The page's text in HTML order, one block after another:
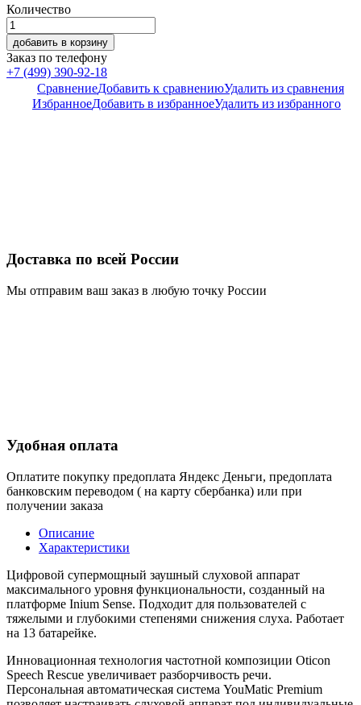
Количество
добавить в корзину
Заказ по телефону
+7 (499) 390-92-18
СравнениеДобавить к сравнениюУдалить из сравнения
ИзбранноеДобавить в избранноеУдалить из избранного
Доставка по всей России
Мы отправим ваш заказ в любую точку России
Удобная оплата
Оплатите покупку предоплата Яндекс Деньги, предоплата
банковским переводом ( на карту сбербанка) или при
получении заказа
Описание
Характеристики
Цифровой супермощный заушный слуховой аппарат
максимального уровня функциональности, созданный на
платформе Inium Sense. Подходит для пользователей с
тяжелыми и глубокими степенями снижения слуха. Работает
на 13 батарейке.
Инновационная технология частотной композиции Oticon
Speech Rescue увеличивает разборчивость речи.
Персональная автоматическая система YouMatic Premium